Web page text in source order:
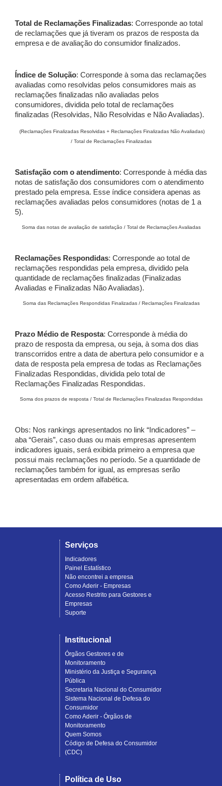
Total de Reclamações Finalizadas: Corresponde ao total
de reclamações que já tiveram os prazos de resposta da
empresa e de avaliação do consumidor finalizados.
Índice de Solução: Corresponde à soma das reclamações
avaliadas como resolvidas pelos consumidores mais as
reclamações finalizadas não avaliadas pelos
consumidores, dividida pelo total de reclamações
finalizadas (Resolvidas, Não Resolvidas e Não Avaliadas).
(Reclamações Finalizadas Resolvidas + Reclamações Finalizadas Não Avaliadas)
/ Total de Reclamações Finalizadas
Satisfação com o atendimento: Corresponde à média das
notas de satisfação dos consumidores com o atendimento
prestado pela empresa. Esse índice considera apenas as
reclamações avaliadas pelos consumidores (notas de 1 a
5).
Soma das notas de avaliação de satisfação / Total de Reclamações Avaliadas
Reclamações Respondidas: Corresponde ao total de
reclamações respondidas pela empresa, dividido pela
quantidade de reclamações finalizadas (Finalizadas
Avaliadas e Finalizadas Não Avaliadas).
Soma das Reclamações Respondidas Finalizadas / Reclamações Finalizadas
Prazo Médio de Resposta: Corresponde à média do
prazo de resposta da empresa, ou seja, à soma dos dias
transcorridos entre a data de abertura pelo consumidor e a
data de resposta pela empresa de todas as Reclamações
Finalizadas Respondidas, dividida pelo total de
Reclamações Finalizadas Respondidas.
Soma dos prazos de resposta / Total de Reclamações Finalizadas Respondidas
Obs: Nos rankings apresentados no link “Indicadores” –
aba “Gerais”, caso duas ou mais empresas apresentem
indicadores iguais, será exibida primeiro a empresa que
possui mais reclamações no período. Se a quantidade de
reclamações também for igual, as empresas serão
apresentadas em ordem alfabética.
Serviços
Indicadores
Painel Estatístico
Não encontrei a empresa
Como Aderir - Empresas
Acesso Restrito para Gestores e
Empresas
Suporte
Institucional
Órgãos Gestores e de
Monitoramento
Ministério da Justiça e Segurança
Pública
Secretaria Nacional do Consumidor
Sistema Nacional de Defesa do
Consumidor
Como Aderir - Órgãos de
Monitoramento
Quem Somos
Código de Defesa do Consumidor
(CDC)
Política de Uso